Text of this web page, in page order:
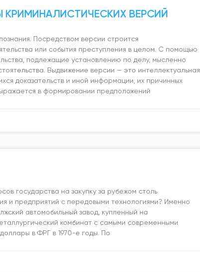
КРИМИНАЛИСТИЧЕСКИХ ВЕРСИЙ
Посредством версии строится
или события преступления в целом. С помощью
подлежащие установлению по делу, мысленно
Выдвижение версии — это интеллектуальная
доказательств и иной информации, их причинных
в формировании предположений
государства на закупку за рубежом столь
и предприятий с передовыми технологиями? Именно
автомобильный завод, купленный на
комбинат с самыми современными
в ФРГ в 1970-е годы. По